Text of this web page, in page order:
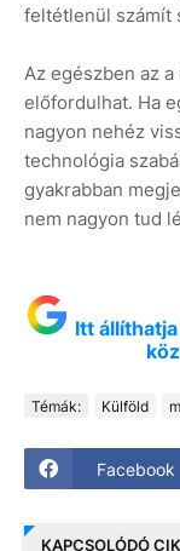
feltétlenül számít
Az egészben az
előfordulhat. Ha
nagyon nehéz
technológia
gyakrabban
nem nagyon tud
Itt
Témák: Külföld
Facebook
KAPCSOLÓDÓ